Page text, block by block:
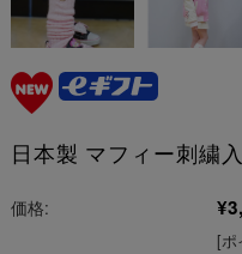
日本製 マフィー刺繍
価格:
[ポ